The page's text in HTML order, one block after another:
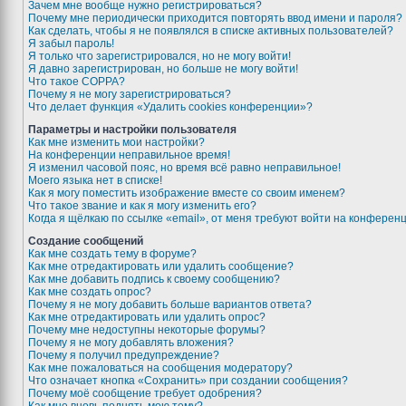
Зачем мне вообще нужно регистрироваться?
Почему мне периодически приходится повторять ввод имени и пароля?
Как сделать, чтобы я не появлялся в списке активных пользователей?
Я забыл пароль!
Я только что зарегистрировался, но не могу войти!
Я давно зарегистрирован, но больше не могу войти!
Что такое COPPA?
Почему я не могу зарегистрироваться?
Что делает функция «Удалить cookies конференции»?
Параметры и настройки пользователя
Как мне изменить мои настройки?
На конференции неправильное время!
Я изменил часовой пояс, но время всё равно неправильное!
Моего языка нет в списке!
Как я могу поместить изображение вместе со своим именем?
Что такое звание и как я могу изменить его?
Когда я щёлкаю по ссылке «email», от меня требуют войти на
Создание сообщений
Как мне создать тему в форуме?
Как мне отредактировать или удалить сообщение?
Как мне добавить подпись к своему сообщению?
Как мне создать опрос?
Почему я не могу добавить больше вариантов ответа?
Как мне отредактировать или удалить опрос?
Почему мне недоступны некоторые форумы?
Почему я не могу добавлять вложения?
Почему я получил предупреждение?
Как мне пожаловаться на сообщения модератору?
Что означает кнопка «Сохранить» при создании сообщения?
Почему моё сообщение требует одобрения?